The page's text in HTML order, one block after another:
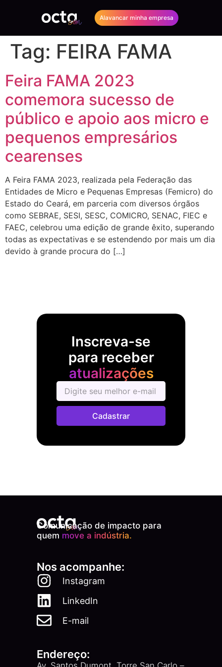
Alavancar minha empresa
Tag: FEIRA FAMA
Feira FAMA 2023
comemora sucesso de
público e apoio aos micro e
pequenos empresários
cearenses
A Feira FAMA 2023, realizada pela Federação das
Entidades de Micro e Pequenas Empresas (Femicro) do
Estado do Ceará, em parceria com diversos órgãos
como SEBRAE, SESI, SESC, COMICRO, SENAC, FIEC e
FAEC, celebrou uma edição de grande êxito, superando
todas as expectativas e se estendendo por mais um dia
devido à grande procura do […]
Inscreva-se
para receber
atualizações
Cadastrar
Comunicação de impacto para
quem move a indústria.
Nos acompanhe:
Instagram
LinkedIn
E-mail
Endereço: